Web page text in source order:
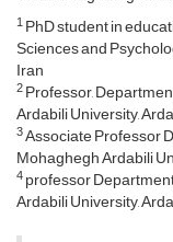
1PhD student in
Sciences and
Iran
2Professor,
Ardabili University,
3Associate Professor
Mohaghegh Ardabili
4professor
Ardabili University,